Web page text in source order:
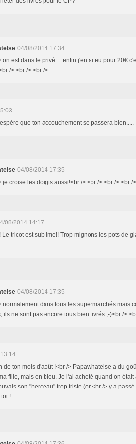
04/08/2014 17:34
on est dans le privé.... enfin j'en ai eu pour 20€
/> <br /> <br />
que ton accouchement se passera bien.....
04/08/2014 17:35
je croise les doigts aussi!<br /> <br /> <br /> <br />
08/2014 14:17
Le tricot est sublime!! Trop mignons les pots de
04/08/2014 17:35
normalement dans tous les supermarchés mais
ils ne sont pas encore tous bien livrés ;-)<br />
de ton mois d'août !<br /> Papawhatelse a du
fille, mais en bleu. Je l'ai acheté quand on était
son "berceau" trop triste (on<br /> y a
toi !